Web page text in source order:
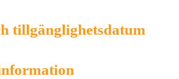
tillgänglighetsdatum